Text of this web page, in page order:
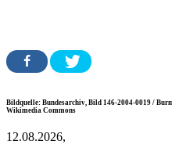
Bildquelle: Bundesarchiv, Bild 146-2004-0019 /
Wikimedia Commons
12.08.2026,